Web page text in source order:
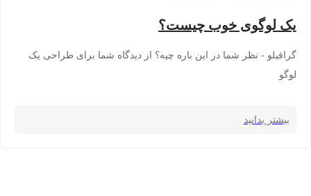
یک لوگوی خوب چیست؟
گرافیلو - نظر شما در این باره چیه؟ از دیدگاه شما برای طراحی یک
لوگو
بیشتر بدانید